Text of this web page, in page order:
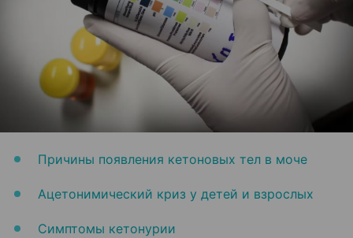
Причины появления кетоновых тел в моче
Ацетонимический криз у детей и взрослых
Симптомы кетонурии